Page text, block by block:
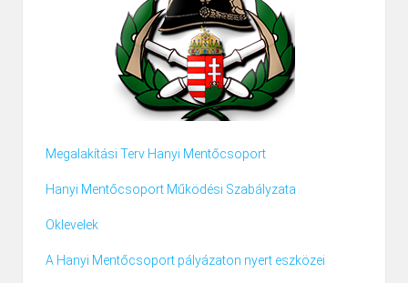
Megalakítási Terv Hanyi Mentőcsoport
Hanyi Mentőcsoport Működési Szabályzata
Oklevelek
A Hanyi Mentőcsoport pályázaton nyert eszközei